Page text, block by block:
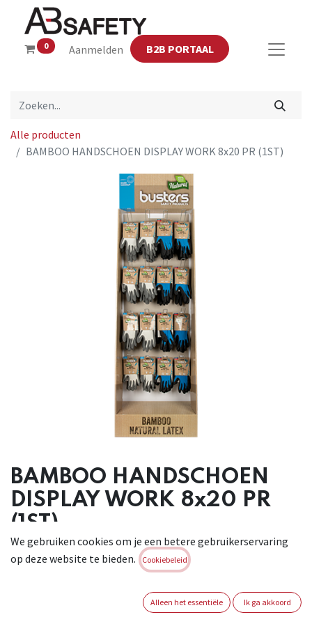
0 Aanmelden B2B PORTAAL
Alle producten
BAMBOO HANDSCHOEN DISPLAY WORK 8x20 PR (1ST)
BAMBOO HANDSCHOEN
DISPLAY WORK 8x20 PR
(1ST)
Palletdisplay gevuld met het volledige assortiment Bamboo
Handschoenen "Work": Work Light (maten 8, 9, 10, 11 - 20
We gebruiken cookies om je een betere gebruikerservaring
op deze website te bieden.
Cookiebeleid
Alleen het essentiële Ik ga akkoord